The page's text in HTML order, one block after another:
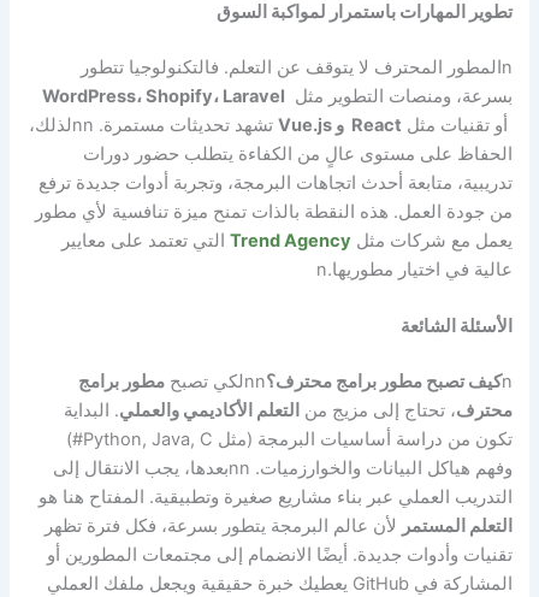
تطوير المهارات باستمرار لمواكبة السوق
nالمطور المحترف لا يتوقف عن التعلم. فالتكنولوجيا تتطور
بسرعة، ومنصات التطوير مثل WordPress، Shopify، Laravel
أو تقنيات مثل React و Vue.js تشهد تحديثات مستمرة. nnلذلك،
الحفاظ على مستوى عالٍ من الكفاءة يتطلب حضور دورات
تدريبية، متابعة أحدث اتجاهات البرمجة، وتجربة أدوات جديدة ترفع
من جودة العمل. هذه النقطة بالذات تمنح ميزة تنافسية لأي مطور
يعمل مع شركات مثل Trend Agency التي تعتمد على معايير
عالية في اختيار مطوريها.n
الأسئلة الشائعة
nكيف تصبح مطور برامج محترف؟nnلكي تصبحمطور برامج
محترف، تحتاج إلى مزيج من التعلم الأكاديمي والعملي. البداية
تكون من دراسة أساسيات البرمجة (مثل Python, Java, C#)
وفهم هياكل البيانات والخوارزميات. nnبعدها، يجب الانتقال إلى
التدريب العملي عبر بناء مشاريع صغيرة وتطبيقية. المفتاح هنا هو
التعلم المستمر لأن عالم البرمجة يتطور بسرعة، فكل فترة تظهر
تقنيات وأدوات جديدة. أيضًا الانضمام إلى مجتمعات المطورين أو
المشاركة في GitHub يعطيك خبرة حقيقية ويجعل ملفك العملي